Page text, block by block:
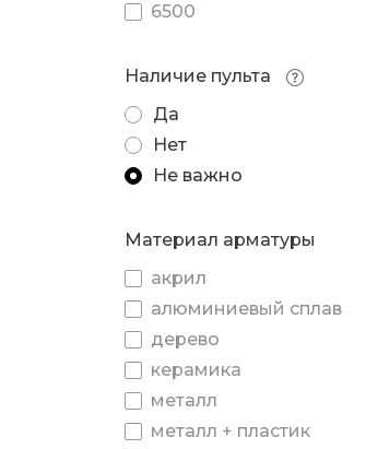
6500
Наличие пульта
Да
Нет
Не важно
Материал арматуры
акрил
алюминиевый сплав
дерево
керамика
металл
металл + пластик